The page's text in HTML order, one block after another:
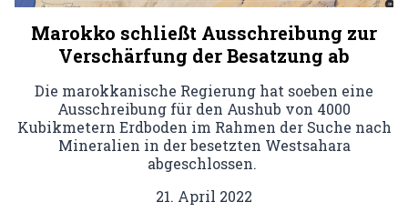
Marokko schließt Ausschreibung zur
Verschärfung der Besatzung ab
Die marokkanische Regierung hat soeben eine
Ausschreibung für den Aushub von 4000
Kubikmetern Erdboden im Rahmen der Suche nach
Mineralien in der besetzten Westsahara
abgeschlossen.
21. April 2022